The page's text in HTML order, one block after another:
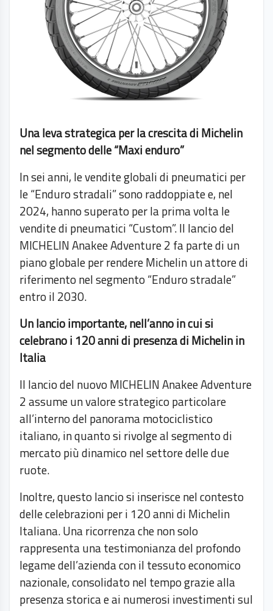
Una leva strategica per la crescita di Michelin
nel segmento delle “Maxi enduro”
In sei anni, le vendite globali di pneumatici per
le “Enduro stradali” sono raddoppiate e, nel
2024, hanno superato per la prima volta le
vendite di pneumatici “Custom”. Il lancio del
MICHELIN Anakee Adventure 2 fa parte di un
piano globale per rendere Michelin un attore di
riferimento nel segmento “Enduro stradale”
entro il 2030.
Un lancio importante, nell’anno in cui si
celebrano i 120 anni di presenza di Michelin in
Italia
Il lancio del nuovo MICHELIN Anakee Adventure
2 assume un valore strategico particolare
all’interno del panorama motociclistico
italiano, in quanto si rivolge al segmento di
mercato più dinamico nel settore delle due
ruote.
Inoltre, questo lancio si inserisce nel contesto
delle celebrazioni per i 120 anni di Michelin
Italiana. Una ricorrenza che non solo
rappresenta una testimonianza del profondo
legame dell’azienda con il tessuto economico
nazionale, consolidato nel tempo grazie alla
presenza storica e ai numerosi investimenti sul